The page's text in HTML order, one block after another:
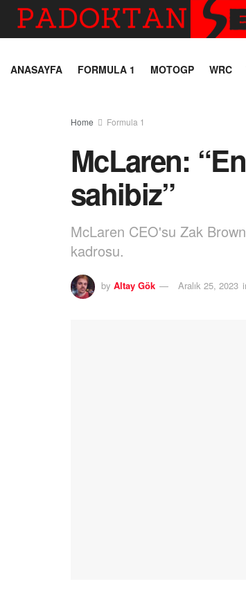
ANASAYFA FORMULA 1 MOTOGP WRC
Home Formula 1
McLaren:
sahibiz”
McLaren CEO'su Zak
kadrosu.
by Altay Gök Aralık 25, 2023